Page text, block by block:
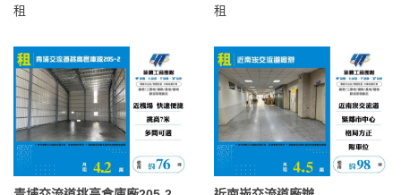
租
租